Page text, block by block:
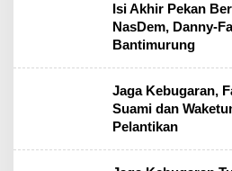
Isi Akhir Pekan
NasDem, Danny-
Bantimurung
Jaga Kebugaran,
Suami dan
Pelantikan